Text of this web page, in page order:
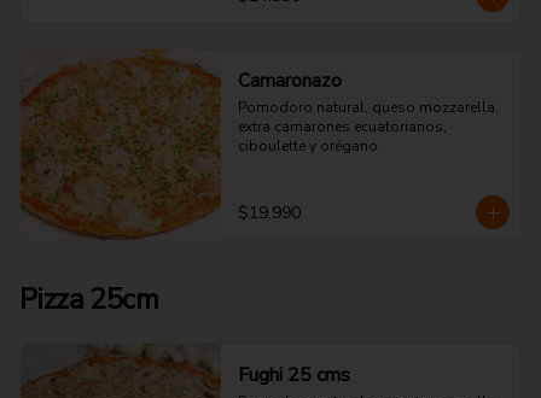
Camaronazo
Pomodoro natural, queso mozzarella,
extra camarones ecuatorianos,
ciboulette y orégano.
$19.990
Pizza 25cm
Fughi 25 cms